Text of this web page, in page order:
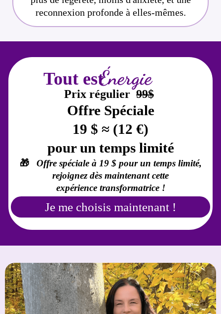
reconnexion profonde à elles-mêmes.
Énergie
Tout est
Prix ​​régulier99$
Offre Spéciale
19 $ ≈ (12 €)
pour un temps limité
🎁 Offre spéciale à 19 $ pour un temps limité,
rejoignez dès maintenant cette
expérience transformatrice !
Je me choisis maintenant !